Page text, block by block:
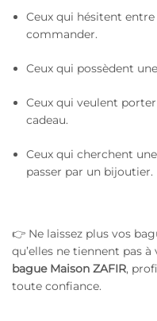
Ceux qui hésitent
commander.
Ceux qui possèdent
Ceux qui veulent
cadeau.
Ceux qui cherchent
passer par un bijoutier.
👉 Ne laissez plus vos
qu’elles ne tiennent pas
bague Maison ZAFIR,
toute confiance.